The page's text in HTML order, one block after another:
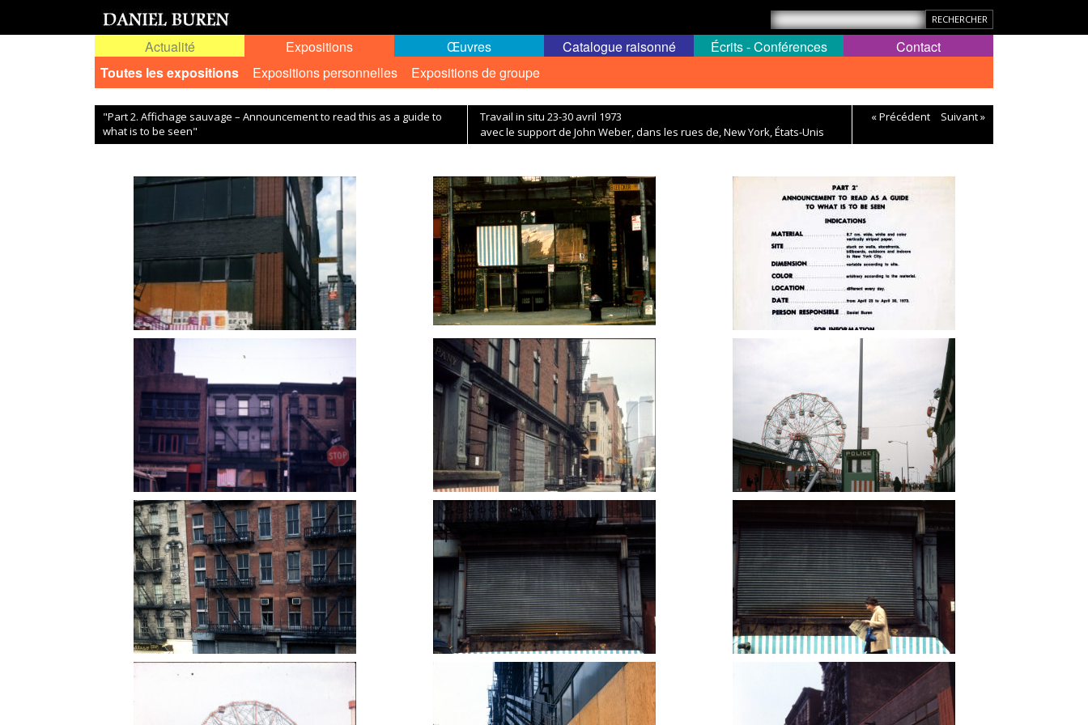
Actualité
Expositions
Toutes les expositions
Expositions personnelles Expositions de groupe
Œuvres Catalogue raisonné Écrits - Conférences Contact
"Part 2. Affichage sauvage – Announcement to read this as a guide to
what is to be seen"
Travail in situ 23-30 avril 1973
avec le support de John Weber, dans les rues de, New York, États-Unis
« Précédent Suivant »